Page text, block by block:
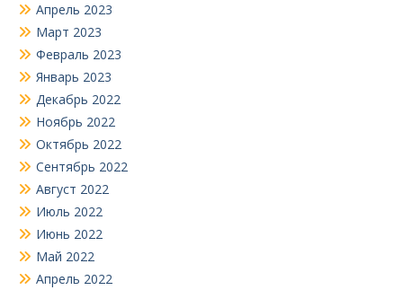
Апрель 2023
Март 2023
Февраль 2023
Январь 2023
Декабрь 2022
Ноябрь 2022
Октябрь 2022
Сентябрь 2022
Август 2022
Июль 2022
Июнь 2022
Май 2022
Апрель 2022